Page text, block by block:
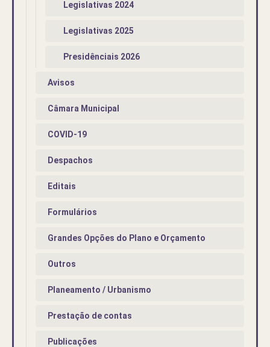
Legislativas 2024
Legislativas 2025
Presidênciais 2026
Avisos
Câmara Municipal
COVID-19
Despachos
Editais
Formulários
Grandes Opções do Plano e Orçamento
Outros
Planeamento / Urbanismo
Prestação de contas
Publicações